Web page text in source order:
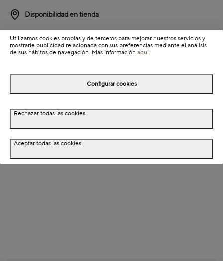
Disponibilidad en tienda
Detalles del producto
Información de envío
Detalles del producto
Descripción
Dimensiones
Utilizamos cookies propias y de terceros para mejorar nuestros servicios y
mostrarle publicidad relacionada con sus preferencias mediante el análisis
de sus hábitos de navegación. Más información aquí.
Configurar cookies
Rechazar todas las cookies
Aceptar todas las cookies